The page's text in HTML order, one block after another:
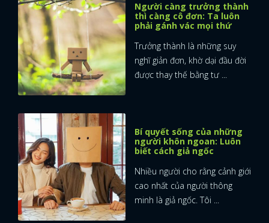
x
ĐĂNG NHẬP
Người càng trưởng thành
thì càng cô đơn: Ta luôn
phải gánh vác mọi thứ
Trưởng thành là những suy
nghĩ giản đơn, khờ dại đầu đời
được thay thế bằng tư ...
Bí quyết sống của những
người khôn ngoan: Luôn
biết cách giả ngốc
Nhiều người cho rằng cảnh giới
cao nhất của người thông
minh là giả ngốc. Tôi ...